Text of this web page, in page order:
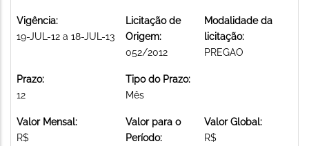
Vigência:
19-JUL-12 a 18-JUL-13
Licitação de
Origem:
052/2012
Modalidade da
licitação:
PREGAO
Prazo:
12
Tipo do Prazo:
Mês
Valor Mensal:
R$
Valor para o
Período:
Valor Global:
R$